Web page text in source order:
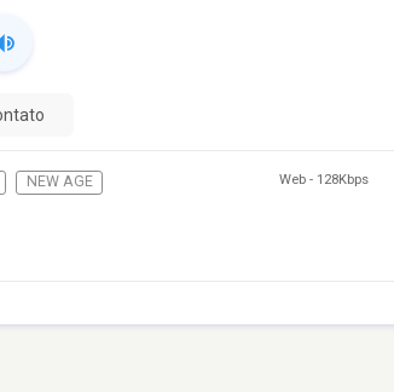
NEW AGE Web - 128Kbps